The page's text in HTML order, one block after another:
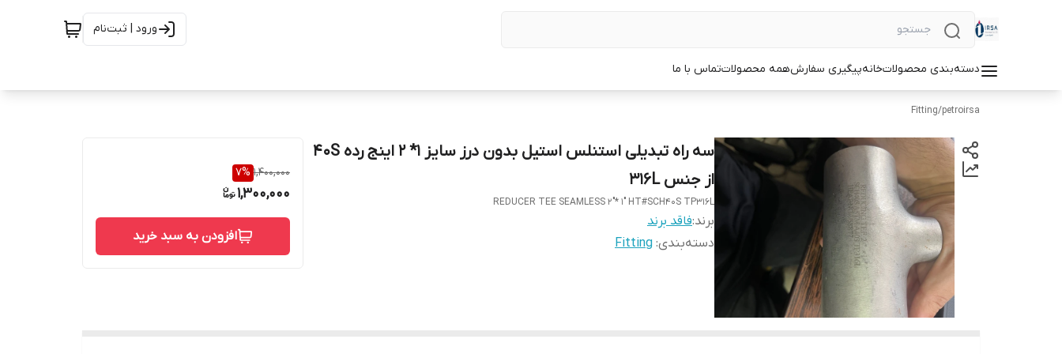
ورود | ثبت‌نام
دسته‌بندی محصولاتخانهپیگیری سفارشهمه محصولاتتماس با ما
petroirsa
/
Fitting
سه راه تبدیلی استنلس استیل بدون درز سایز 1* 2 اینج رده 40S
از جنس 316L
REDUCER TEE SEAMLESS 2"* 1" HT#SCH40S TP316L
برند:فاقد برند
دسته‌بندی:
Fitting
1,400,000
7%
1,300,000
افزودن به سبد خرید